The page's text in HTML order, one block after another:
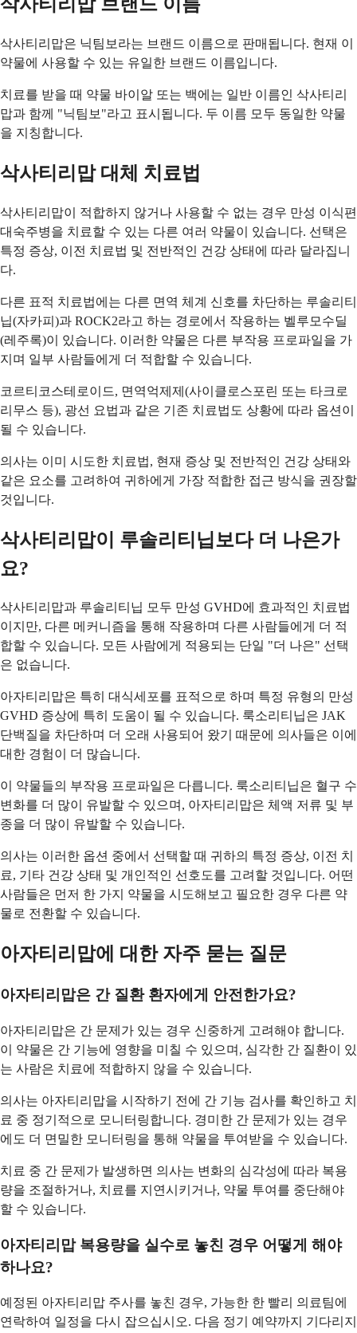
삭사티리맙은 닉팀보라는 브랜드 이름으로 판매됩니다. 현재 이
약물에 사용할 수 있는 유일한 브랜드 이름입니다.
치료를 받을 때 약물 바이알 또는 백에는 일반 이름인 삭사티리
맙과 함께 "닉팀보"라고 표시됩니다. 두 이름 모두 동일한 약물
을 지칭합니다.
삭사티리맙 대체 치료법
삭사티리맙이 적합하지 않거나 사용할 수 없는 경우 만성 이식편
대숙주병을 치료할 수 있는 다른 여러 약물이 있습니다. 선택은
특정 증상, 이전 치료법 및 전반적인 건강 상태에 따라 달라집니
다.
다른 표적 치료법에는 다른 면역 체계 신호를 차단하는 루솔리티
닙(자카피)과 ROCK2라고 하는 경로에서 작용하는 벨루모수딜
(레주록)이 있습니다. 이러한 약물은 다른 부작용 프로파일을 가
지며 일부 사람들에게 더 적합할 수 있습니다.
코르티코스테로이드, 면역억제제(사이클로스포린 또는 타크로
리무스 등), 광선 요법과 같은 기존 치료법도 상황에 따라 옵션이
될 수 있습니다.
의사는 이미 시도한 치료법, 현재 증상 및 전반적인 건강 상태와
같은 요소를 고려하여 귀하에게 가장 적합한 접근 방식을 권장할
것입니다.
삭사티리맙이 루솔리티닙보다 더 나은가
요?
삭사티리맙과 루솔리티닙 모두 만성 GVHD에 효과적인 치료법
이지만, 다른 메커니즘을 통해 작용하며 다른 사람들에게 더 적
합할 수 있습니다. 모든 사람에게 적용되는 단일 "더 나은" 선택
은 없습니다.
아자티리맙은 특히 대식세포를 표적으로 하며 특정 유형의 만성
GVHD 증상에 특히 도움이 될 수 있습니다. 룩소리티닙은 JAK
단백질을 차단하며 더 오래 사용되어 왔기 때문에 의사들은 이에
대한 경험이 더 많습니다.
이 약물들의 부작용 프로파일은 다릅니다. 룩소리티닙은 혈구 수
변화를 더 많이 유발할 수 있으며, 아자티리맙은 체액 저류 및 부
종을 더 많이 유발할 수 있습니다.
의사는 이러한 옵션 중에서 선택할 때 귀하의 특정 증상, 이전 치
료, 기타 건강 상태 및 개인적인 선호도를 고려할 것입니다. 어떤
사람들은 먼저 한 가지 약물을 시도해보고 필요한 경우 다른 약
물로 전환할 수 있습니다.
아자티리맙에 대한 자주 묻는 질문
아자티리맙은 간 질환 환자에게 안전한가요?
아자티리맙은 간 문제가 있는 경우 신중하게 고려해야 합니다.
이 약물은 간 기능에 영향을 미칠 수 있으며, 심각한 간 질환이 있
는 사람은 치료에 적합하지 않을 수 있습니다.
의사는 아자티리맙을 시작하기 전에 간 기능 검사를 확인하고 치
료 중 정기적으로 모니터링합니다. 경미한 간 문제가 있는 경우
에도 더 면밀한 모니터링을 통해 약물을 투여받을 수 있습니다.
치료 중 간 문제가 발생하면 의사는 변화의 심각성에 따라 복용
량을 조절하거나, 치료를 지연시키거나, 약물 투여를 중단해야
할 수 있습니다.
아자티리맙 복용량을 실수로 놓친 경우 어떻게 해야
하나요?
예정된 아자티리맙 주사를 놓친 경우, 가능한 한 빨리 의료팀에
연락하여 일정을 다시 잡으십시오. 다음 정기 예약까지 기다리지